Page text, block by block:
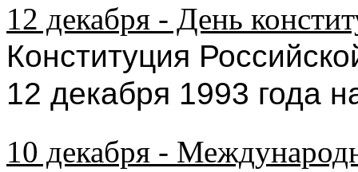
12 декабря - День
Конституция
12 декабря 1993 года
10 декабря -